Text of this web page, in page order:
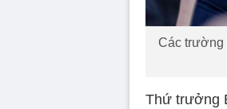
Các trường
Thứ trưởng